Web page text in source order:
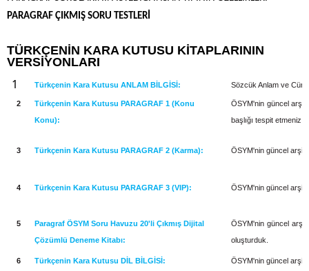
PARAGRAF ÇIKMIŞ SORU TESTLERİ
TÜRKÇENİN KARA KUTUSU KİTAPLARININ
VERSİYONLARI
1 Türkçenin Kara Kutusu ANLAM BİLGİSİ: Sözcük Anlam ve
2
Türkçenin Kara Kutusu PARAGRAF 1 (Konu
Konu):
ÖSYM'nin güncel
başlığı tespit etmeniz
3 Türkçenin Kara Kutusu PARAGRAF 2 (Karma): ÖSYM'nin güncel
4 Türkçenin Kara Kutusu PARAGRAF 3 (VIP): ÖSYM'nin güncel
5
Paragraf ÖSYM Soru Havuzu 20'li Çıkmış Dijital
Çözümlü Deneme Kitabı:
ÖSYM'nin güncel
oluşturduk.
6 Türkçenin Kara Kutusu DİL BİLGİSİ: ÖSYM'nin güncel